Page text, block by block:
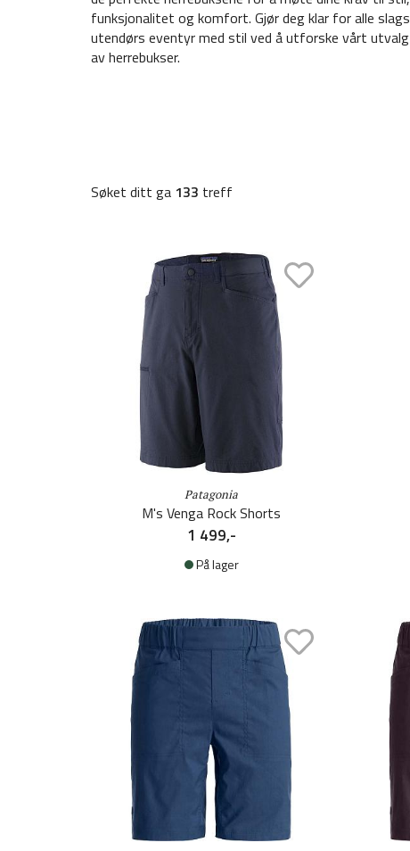
funksjonalitet og komfort. Gjør deg klar for alle slags
utendørs eventyr med stil ved å utforske vårt utvalg
av herrebukser.
Søket ditt ga 133 treff
Patagonia
M's Venga Rock Shorts
1 499,-
På lager